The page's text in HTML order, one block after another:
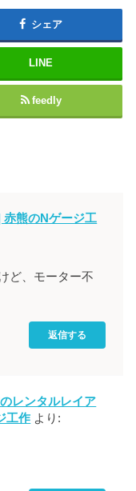
シェア
LINE
feedly
熊のNゲージ工
ど、モーター不
返信する
レンタルレイア
工作 より: